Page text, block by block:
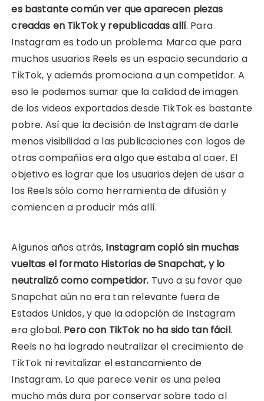
es bastante común ver que aparecen piezas
creadas en TikTok y republicadas allí. Para
Instagram es todo un problema. Marca que para
muchos usuarios Reels es un espacio secundario a
TikTok, y además promociona a un competidor. A
eso le podemos sumar que la calidad de imagen
de los videos exportados desde TikTok es bastante
pobre. Así que la decisión de Instagram de darle
menos visibilidad a las publicaciones con logos de
otras compañías era algo que estaba al caer. El
objetivo es lograr que los usuarios dejen de usar a
los Reels sólo como herramienta de difusión y
comiencen a producir más allí.
Algunos años atrás, Instagram copió sin muchas
vueltas el formato Historias de Snapchat, y lo
neutralizó como competidor. Tuvo a su favor que
Snapchat aún no era tan relevante fuera de
Estados Unidos, y que la adopción de Instagram
era global. Pero con TikTok no ha sido tan fácil.
Reels no ha logrado neutralizar el crecimiento de
TikTok ni revitalizar el estancamiento de
Instagram. Lo que parece venir es una pelea
mucho más dura por conservar sobre todo al